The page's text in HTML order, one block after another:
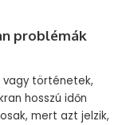
problémák
vagy történetek,
hosszú időn
mert azt jelzik,